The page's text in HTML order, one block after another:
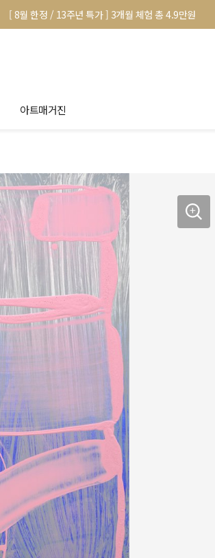
[ 8월 한정 / 13주년 특가 ] 3개월 체험 총 4.9만원
아트매거진
미술 이야기
아트 딕셔너리